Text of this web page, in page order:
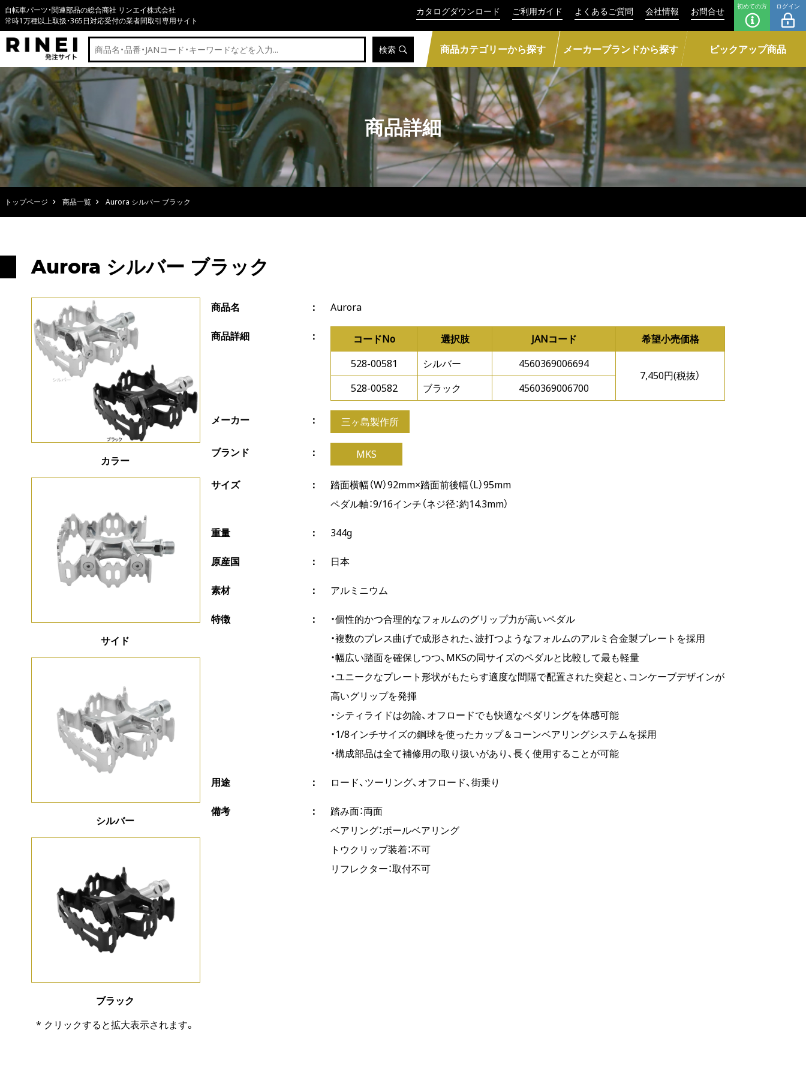
自転車パーツ・関連部品の総合商社 リンエイ株式会社
常時1万種以上取扱・365日対応受付の業者間取引専用サイト
カタログダウンロード ご利用ガイド よくあるご質問 会社情報 お問合せ 初めての方 ログイン
検索 商品カテゴリーから探す メーカーブランドから探す ピックアップ商品
商品詳細
トップページ 商品一覧 Aurora シルバー ブラック
Aurora シルバー ブラック
カラー
サイド
シルバー
ブラック
* クリックすると拡大表示されます。
商品名 Aurora
商品詳細 コードNo 選択肢 JANコード
希望小売価格
528-00581
シルバー
4560369006694
7,450円(税抜）
528-00582
ブラック 4560369006700
メーカー 三ヶ島製作所
ブランド MKS
サイズ
踏面横幅（W）92mm×踏面前後幅（L）95mm
ペダル軸：9/16インチ（ネジ径：約14.3mm）
重量 344g
原産国 日本
素材 アルミニウム
特徴
・個性的かつ合理的なフォルムのグリップ力が高いペダル
・複数のプレス曲げで成形された、波打つようなフォルムのアルミ合金製プレートを採用
・幅広い踏面を確保しつつ、MKSの同サイズのペダルと比較して最も軽量
・ユニークなプレート形状がもたらす適度な間隔で配置された突起と、コンケーブデザインが
高いグリップを発揮
・シティライドは勿論、オフロードでも快適なペダリングを体感可能
・1/8インチサイズの鋼球を使ったカップ＆コーンベアリングシステムを採用
・構成部品は全て補修用の取り扱いがあり、長く使用することが可能
用途 ロード、ツーリング、オフロード、街乗り
備考
踏み面：両面
ベアリング：ボールベアリング
トウクリップ装着：不可
リフレクター：取付不可